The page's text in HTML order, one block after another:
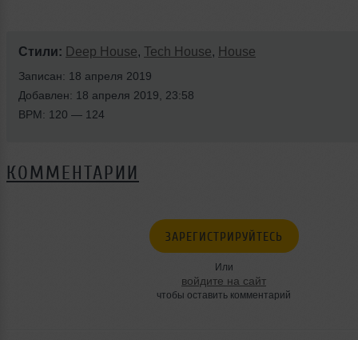
Стили: Deep House, Tech House, House
Записан: 18 апреля 2019
Добавлен: 18 апреля 2019, 23:58
BPM: 120 — 124
КОММЕНТАРИИ
ЗАРЕГИСТРИРУЙТЕСЬ
Или
войдите на сайт
чтобы оставить комментарий